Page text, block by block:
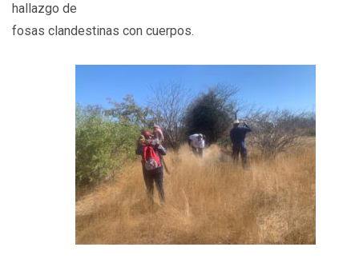
hallazgo de
fosas clandestinas con cuerpos.